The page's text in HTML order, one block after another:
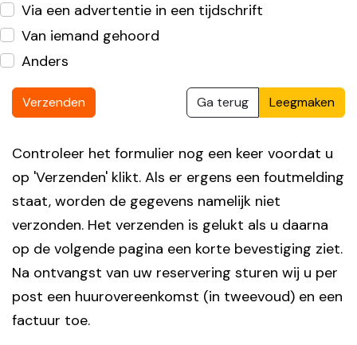
Via een advertentie in een tijdschrift
Van iemand gehoord
Anders
Verzenden Ga terug Leegmaken
Controleer het formulier nog een keer voordat u
op 'Verzenden' klikt. Als er ergens een foutmelding
staat, worden de gegevens namelijk niet
verzonden. Het verzenden is gelukt als u daarna
op de volgende pagina een korte bevestiging ziet.
Na ontvangst van uw reservering sturen wij u per
post een huurovereenkomst (in tweevoud) en een
factuur toe.